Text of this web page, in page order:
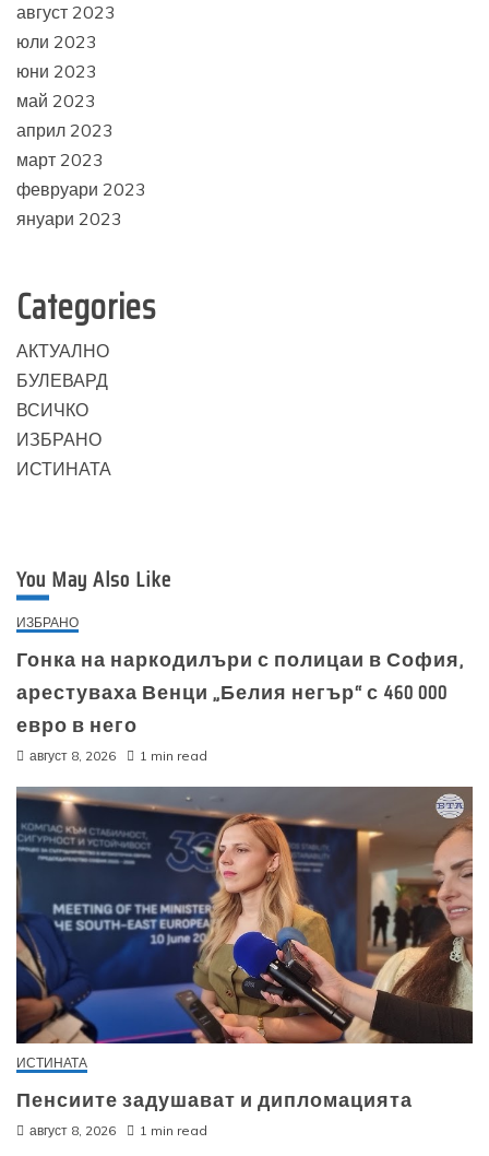
август 2023
юли 2023
юни 2023
май 2023
април 2023
март 2023
февруари 2023
януари 2023
Categories
АКТУАЛНО
БУЛЕВАРД
ВСИЧКО
ИЗБРАНО
ИСТИНАТА
You May Also Like
ИЗБРАНО
Гонка на наркодилъри с полицаи в София,
арестуваха Венци „Белия негър“ с 460 000
евро в него
август 8, 2026 1 min read
ИСТИНАТА
Пенсиите задушават и дипломацията
август 8, 2026 1 min read